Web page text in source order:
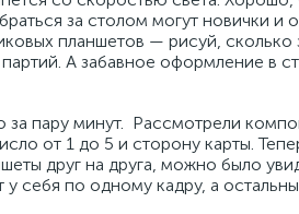
за столом могут новички и
планшетов — рисуй, сколько
А забавное оформление в
за пару минут. Рассмотрели
от 1 до 5 и сторону карты.
друг на друга, можно было
себя по одному кадру, а